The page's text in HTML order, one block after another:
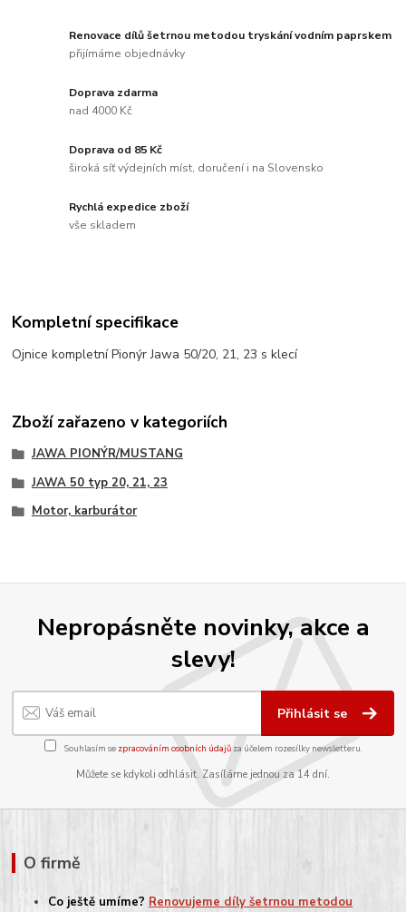
Renovace dílů šetrnou metodou tryskání vodním paprskem
přijímáme objednávky
Doprava zdarma
nad 4000 Kč
Doprava od 85 Kč
široká síť výdejních míst, doručení i na Slovensko
Rychlá expedice zboží
vše skladem
Kompletní specifikace
Ojnice kompletní Pionýr Jawa 50/20, 21, 23 s klecí
Zboží zařazeno v kategoriích
JAWA PIONÝR/MUSTANG
JAWA 50 typ 20, 21, 23
Motor, karburátor
Nepropásněte novinky, akce a
slevy!
Přihlásit se
Souhlasím se zpracováním osobních údajůza účelem rozesílky newsletteru.
Můžete se kdykoli odhlásit. Zasíláme jednou za 14 dní.
O firmě
Co ještě umíme? Renovujeme díly šetrnou metodou